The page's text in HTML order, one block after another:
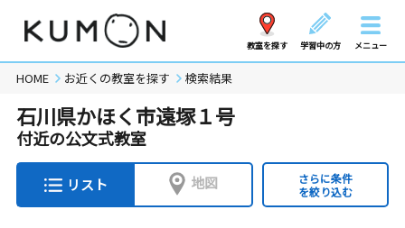
教室を探す 学習中の方 メニュー
HOME お近くの教室を探す 検索結果
石川県かほく市遠塚１号
付近の公文式教室
リスト 地図
さらに条件
を絞り込む